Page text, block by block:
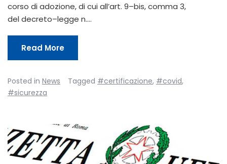
corso di adozione, di cui all’art. 9–bis, comma 3,
del decreto–legge n.…
Read More
Posted in News Tagged #certificazione, #covid,
#sicurezza